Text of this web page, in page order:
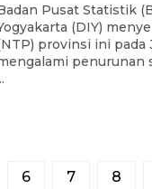
Pusat Statistik
(DIY)
provinsi ini pada
penurunan
6 7 8